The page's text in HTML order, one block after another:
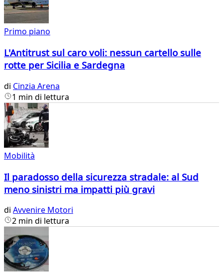
Primo piano
L'Antitrust sul caro voli: nessun cartello sulle
rotte per Sicilia e Sardegna
di Cinzia Arena
1 min di lettura
Mobilità
Il paradosso della sicurezza stradale: al Sud
meno sinistri ma impatti più gravi
di Avvenire Motori
2 min di lettura